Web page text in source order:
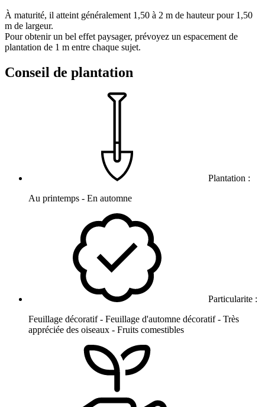
À maturité, il atteint généralement 1,50 à 2 m de hauteur pour 1,50
m de largeur.
Pour obtenir un bel effet paysager, prévoyez un espacement de
plantation de 1 m entre chaque sujet.
Conseil de plantation
Plantation :
Au printemps - En automne
Particularite :
Feuillage décoratif - Feuillage d'automne décoratif - Très
appréciée des oiseaux - Fruits comestibles